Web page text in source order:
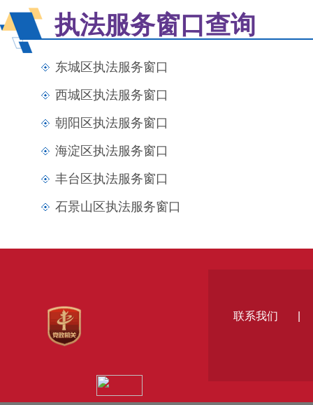
执法服务窗口查询
东城区执法服务窗口
西城区执法服务窗口
朝阳区执法服务窗口
海淀区执法服务窗口
丰台区执法服务窗口
石景山区执法服务窗口
联系我们